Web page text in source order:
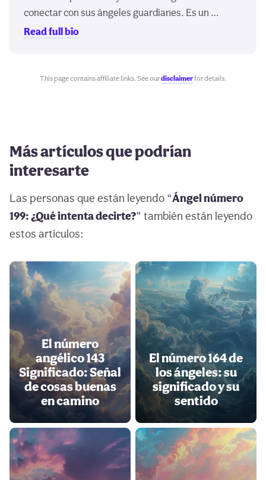
conectar con sus ángeles guardianes. Es un …
Read full bio
This page contains affiliate links. See ourdisclaimerfor details.
Más artículos que podrían
interesarte
Las personas que están leyendo “Ángel número
199: ¿Qué intenta decirte?” también están leyendo
estos artículos:
El número
angélico 143
Significado: Señal
de cosas buenas
en camino
El número 164 de
los ángeles: su
significado y su
sentido